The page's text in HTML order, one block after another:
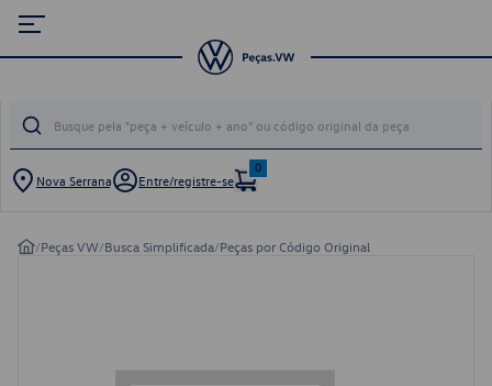
Nova Serrana Entre/registre-se
0
/Peças VW/Busca Simplificada/Peças por Código Original